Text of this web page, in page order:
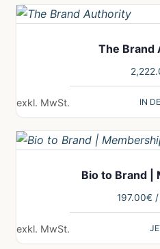
The Brand
exkl. MwSt. IN
Bio to Brand |
197.00€ /
exkl. MwSt.